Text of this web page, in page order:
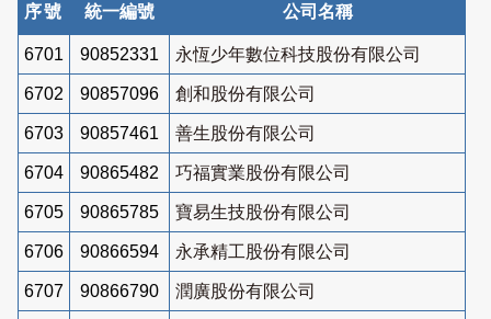
序號 統一編號 公司名稱
6701 90852331 永恆少年數位科技股份有限公司
6702 90857096 創和股份有限公司
6703 90857461 善生股份有限公司
6704 90865482 巧福實業股份有限公司
6705 90865785 寶易生技股份有限公司
6706 90866594 永承精工股份有限公司
6707 90866790 潤廣股份有限公司